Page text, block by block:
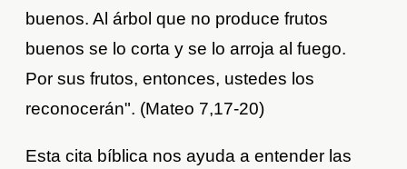
buenos. Al árbol que no produce frutos
buenos se lo corta y se lo arroja al fuego.
Por sus frutos, entonces, ustedes los
reconocerán". (Mateo 7,17-20)
Esta cita bíblica nos ayuda a entender las